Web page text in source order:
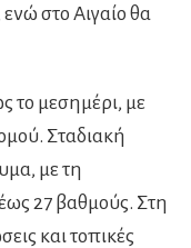
στο Αιγαίο θα
το μεσημέρι, με
Σταδιακή
με τη
27 βαθμούς. Στη
και τοπικές